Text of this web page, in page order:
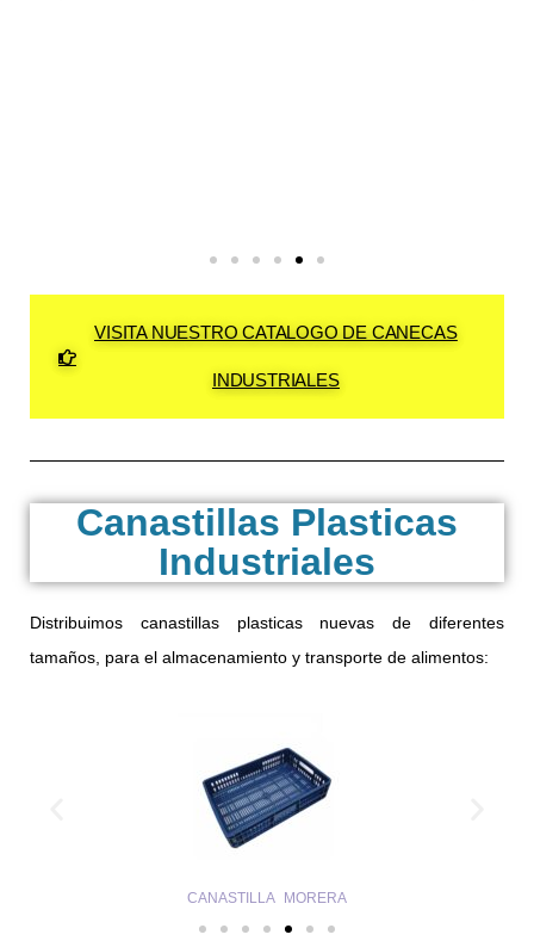
VISITA NUESTRO CATALOGO DE CANECAS
INDUSTRIALES
Canastillas Plasticas
Industriales
Distribuimos canastillas plasticas nuevas de diferentes
tamaños, para el almacenamiento y transporte de alimentos:
CANASTILLA MORERA